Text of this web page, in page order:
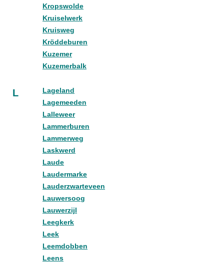
Kropswolde
Kruiselwerk
Kruisweg
Kröddeburen
Kuzemer
Kuzemerbalk
L
Lageland
Lagemeeden
Lalleweer
Lammerburen
Lammerweg
Laskwerd
Laude
Laudermarke
Lauderzwarteveen
Lauwersoog
Lauwerzijl
Leegkerk
Leek
Leemdobben
Leens